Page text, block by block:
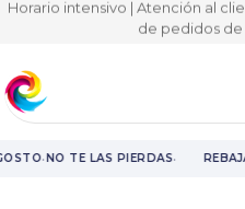
Horario intensivo | Atención al
de pedidos de
·NO TE LAS PIERDAS·